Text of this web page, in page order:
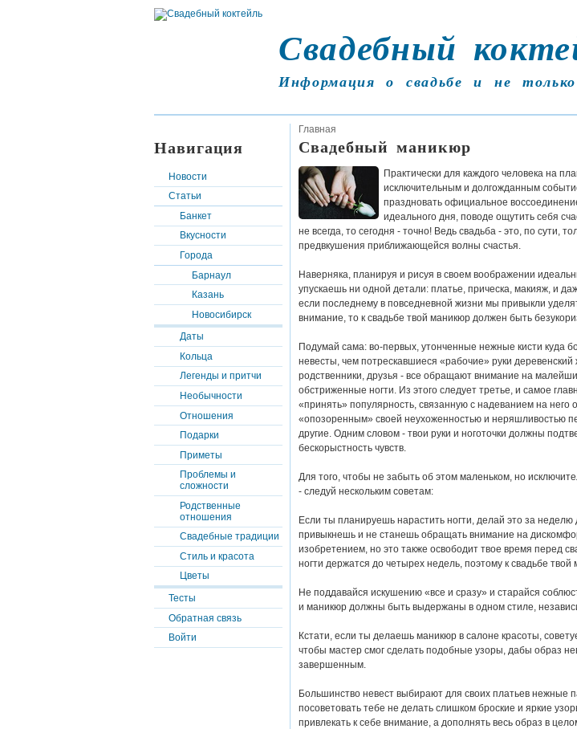
Свадебный
Информация о свадьбе и не только
Навигация
Новости
Статьи
Банкет
Вкусности
Города
Барнаул
Казань
Новосибирск
Даты
Кольца
Легенды и притчи
Необычности
Отношения
Подарки
Приметы
Проблемы и
сложности
Родственные
отношения
Свадебные традиции
Стиль и красота
Цветы
Тесты
Обратная связь
Войти
Главная
Свадебный маникюр
Практически для каждого человека на
исключительным и долгожданным
праздновать официальное
идеального дня, поводе ощутить себя
не всегда, то сегодня - точно! Ведь свадьба - это, по сути,
предвкушения приближающейся волны счастья.
Наверняка, планируя и рисуя в своем воображении
упускаешь ни одной детали: платье, прическа, макияж, и
если последнему в повседневной жизни мы привыкли
внимание, то к свадьбе твой маникюр должен быть
Подумай сама: во-первых, утонченные нежные кисти куда
невесты, чем потрескавшиеся «рабочие» руки
родственники, друзья - все обращают внимание на
обстриженные ногти. Из этого следует третье, и самое
«принять» популярность, связанную с надеванием на него
«опозоренным» своей неухоженностью и неряшливостью
другие. Одним словом - твои руки и ноготочки должны
бескорыстность чувств.
Для того, чтобы не забыть об этом маленьком, но
- следуй нескольким советам:
Если ты планируешь нарастить ногти, делай это за
привыкнешь и не станешь обращать внимание на
изобретением, но это также освободит твое время перед
ногти держатся до четырех недель, поэтому к свадьбе
Не поддавайся искушению «все и сразу» и старайся
и маникюр должны быть выдержаны в одном стиле,
Кстати, если ты делаешь маникюр в салоне красоты,
чтобы мастер смог сделать подобные узоры, дабы образ
завершенным.
Большинство невест выбирают для своих платьев нежные
посоветовать тебе не делать слишком броские и яркие
привлекать к себе внимание, а дополнять весь образ в